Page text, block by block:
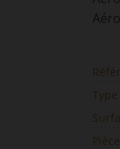
Type